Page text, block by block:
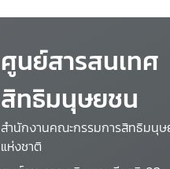
ศูนย์สารสนเทศ
สิทธิมนุษยชน
สำนักงานคณะกรรมการสิทธิมนุ
แห่งชาติ